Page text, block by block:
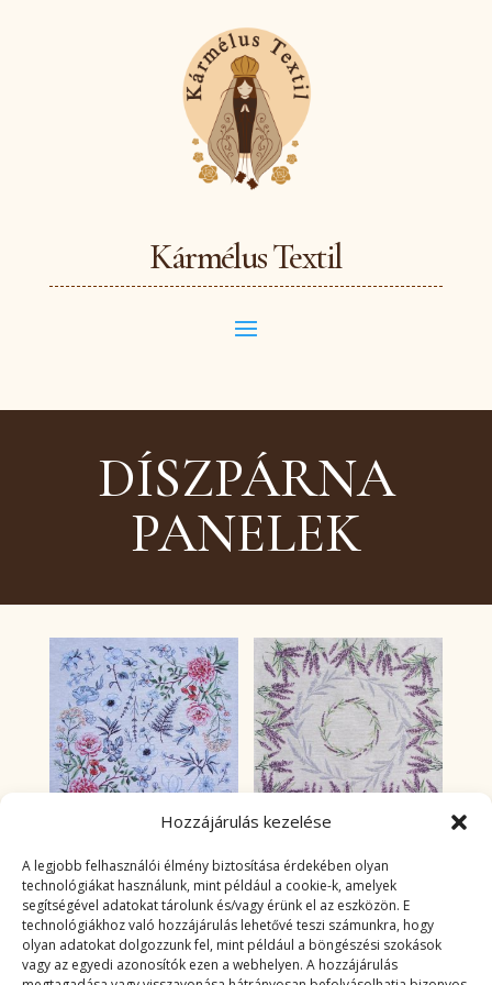
Hozzájárulás kezelése
A legjobb felhasználói élmény biztosítása érdekében olyan
technológiákat használunk, mint például a cookie-k, amelyek
segítségével adatokat tárolunk és/vagy érünk el az eszközön. E
technológiákhoz való hozzájárulás lehetővé teszi számunkra, hogy
olyan adatokat dolgozzunk fel, mint például a böngészési szokások
vagy az egyedi azonosítók ezen a webhelyen. A hozzájárulás
Kármélus Textil
DÍSZPÁRNA
PANELEK
Virágos párna panel
1 120 Ft
Nincs készleten
Levendulás párna
panel
1 120Ft
Készleten: 6